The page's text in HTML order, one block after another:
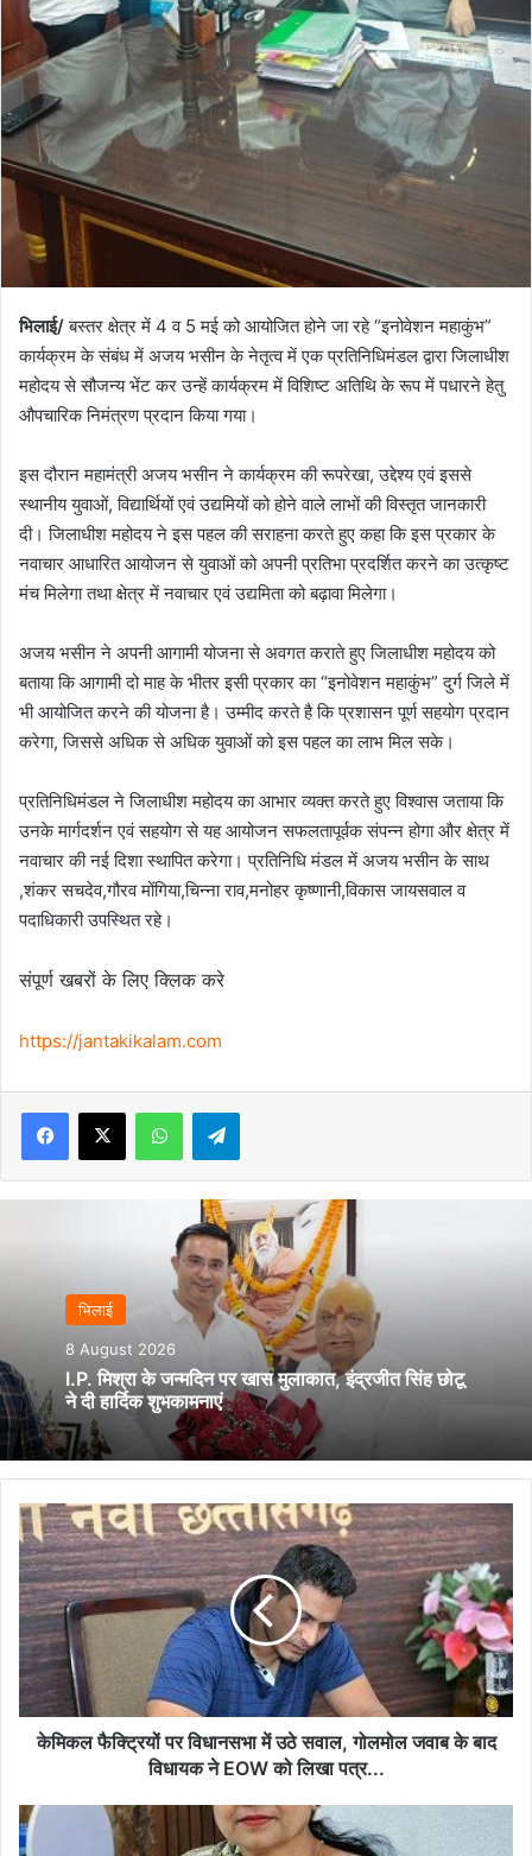
भिलाई/बस्तर क्षेत्र में 4 व 5 मई को आयोजित होने जा रहे “इनोवेशन महाकुंभ”
कार्यक्रम के संबंध में अजय भसीन के नेतृत्व में एक प्रतिनिधिमंडल द्वारा जिलाधीश
महोदय से सौजन्य भेंट कर उन्हें कार्यक्रम में विशिष्ट अतिथि के रूप में पधारने हेतु
औपचारिक निमंत्रण प्रदान किया गया।
इस दौरान महामंत्री अजय भसीन ने कार्यक्रम की रूपरेखा, उद्देश्य एवं इससे
स्थानीय युवाओं, विद्यार्थियों एवं उद्यमियों को होने वाले लाभों की विस्तृत जानकारी
दी। जिलाधीश महोदय ने इस पहल की सराहना करते हुए कहा कि इस प्रकार के
नवाचार आधारित आयोजन से युवाओं को अपनी प्रतिभा प्रदर्शित करने का उत्कृष्ट
मंच मिलेगा तथा क्षेत्र में नवाचार एवं उद्यमिता को बढ़ावा मिलेगा।
अजय भसीन ने अपनी आगामी योजना से अवगत कराते हुए जिलाधीश महोदय को
बताया कि आगामी दो माह के भीतर इसी प्रकार का “इनोवेशन महाकुंभ” दुर्ग जिले में
भी आयोजित करने की योजना है। उम्मीद करते है कि प्रशासन पूर्ण सहयोग प्रदान
करेगा, जिससे अधिक से अधिक युवाओं को इस पहल का लाभ मिल सके।
प्रतिनिधिमंडल ने जिलाधीश महोदय का आभार व्यक्त करते हुए विश्वास जताया कि
उनके मार्गदर्शन एवं सहयोग से यह आयोजन सफलतापूर्वक संपन्न होगा और क्षेत्र में
नवाचार की नई दिशा स्थापित करेगा। प्रतिनिधि मंडल में अजय भसीन के साथ
,शंकर सचदेव,गौरव मोंगिया,चिन्ना राव,मनोहर कृष्णानी,विकास जायसवाल व
पदाधिकारी उपस्थित रहे।
संपूर्ण खबरों के लिए क्लिक करे
https://jantakikalam.com
Facebook
X WhatsAppTelegram
भिलाई
8 August 2026
I.P. मिश्रा के जन्मदिन पर खास मुलाकात, इंद्रजीत सिंह छोटू
ने दी हार्दिक शुभकामनाएं
केमिकल
फैक्ट्रियों
पर
विधानसभा
में
उठे
सवाल,
गोलमोल
जवाब
ने
EOW
केमिकल फैक्ट्रियों पर विधानसभा में उठे सवाल, गोलमोल जवाब के बाद
विधायक ने EOW को लिखा पत्र...
रात
10